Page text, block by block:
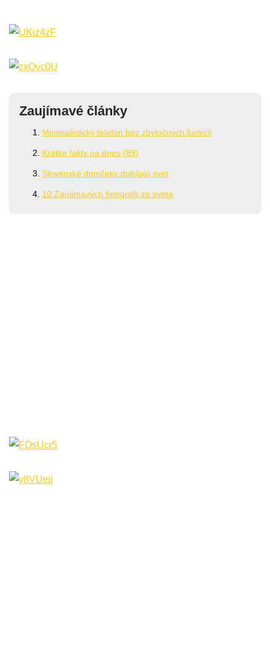
Zaujímavé články
Minimalistický telefón bez zbytočných funkcií
Krátke fakty na dnes (89)
Slovenské domčeky dobíjajú svet
10 Zaujímavých fotografii zo sveta